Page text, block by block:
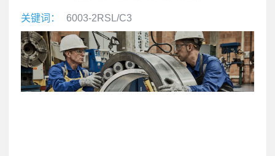
关键词： 6003-2RSL/C3